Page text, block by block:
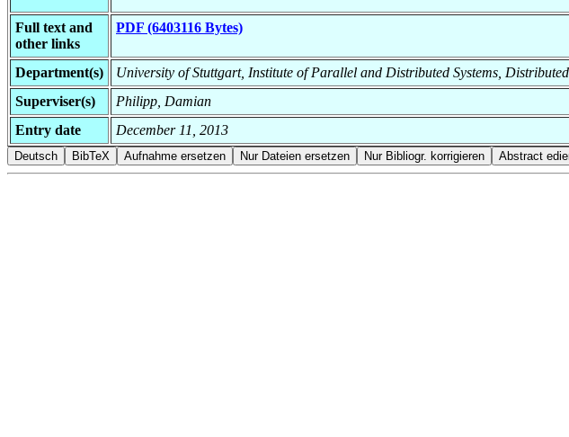
Full text and
other links
PDF (6403116 Bytes)
Department(s)
University of Stuttgart, Institute of Parallel and Distributed Systems, Distributed
Superviser(s)
Philipp, Damian
Entry date
December 11, 2013